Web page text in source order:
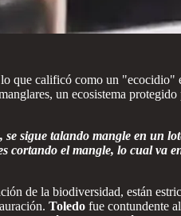
que calificó como un "ecocidio"
un ecosistema
sigue talando mangle en un
cortando el mangle, lo cual va
de la biodiversidad, están
Toledo fue contundente